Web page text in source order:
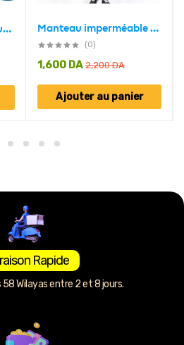
Brosse double face pour enlever les poils d’animaux, la poussière et les peluches, vêtements, meubles, canapé, tapis – فرشاة لإزالة شعر الحيوانات الأليفة والغبار والوبر Manteau imperméable à capuche transparent, léger et réfléchissant,
(0)
2,200DA
1,600 DA
Ajouter au panier
Rapide
58 Wilayas entre 2 et 8 jours.